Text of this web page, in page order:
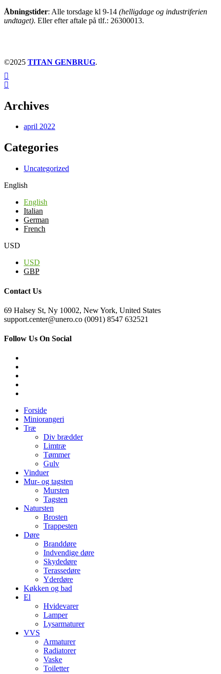
Åbningstider: Alle torsdage kl 9-14 (helligdage og industriferien
undtaget). Eller efter aftale på tlf.: 26300013.
©2025 TITAN GENBRUG.
Archives
april 2022
Categories
Uncategorized
English
English
Italian
German
French
USD
USD
GBP
Contact Us
69 Halsey St, Ny 10002, New York, United States
support.center@unero.co (0091) 8547 632521
Follow Us On Social
Forside
Miniorangeri
Træ
Div brædder
Limtræ
Tømmer
Gulv
Vinduer
Mur- og tagsten
Mursten
Tagsten
Natursten
Brosten
Trappesten
Døre
Branddøre
Indvendige døre
Skydedøre
Terassedøre
Yderdøre
Køkken og bad
El
Hvidevarer
Lamper
Lysarmaturer
VVS
Armaturer
Radiatorer
Vaske
Toiletter